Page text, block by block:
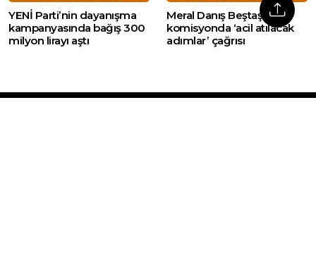
YENİ Parti’nin dayanışma
kampanyasında bağış 300
milyon lirayı aştı
Meral Danış Beştaş’tan
komisyonda ‘acil atılacak
adımlar’ çağrısı